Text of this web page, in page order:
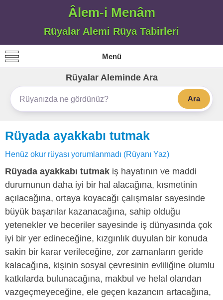
Âlem-i Menâm
Rüyalar Alemi Rüya Tabirleri
Menü
Rüyalar Aleminde Ara
Ara
Rüyada ayakkabı tutmak
Henüz okur rüyası yorumlanmadı (Rüyanı Yaz)
Rüyada ayakkabı tutmak iş hayatının ve maddi
durumunun daha iyi bir hal alacağına, kısmetinin
açılacağına, ortaya koyacağı çalışmalar sayesinde
büyük başarılar kazanacağına, sahip olduğu
yetenekler ve beceriler sayesinde iş dünyasında çok
iyi bir yer edineceğine, kızgınlık duyulan bir konuda
sakin bir karar verileceğine, zor zamanların geride
kalacağına, kişinin sosyal çevresinin evliliğine olumlu
katkılarda bulunacağına, makbul ve helal olandan
vazgeçmeyeceğine, ele geçen kazancın artacağına,